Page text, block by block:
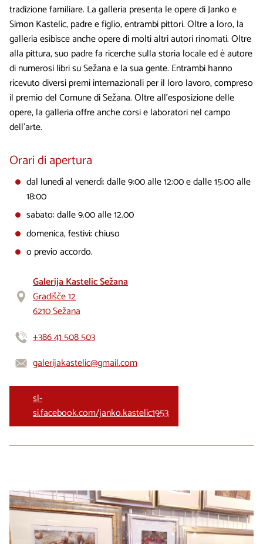
tradizione familiare. La galleria presenta le opere di Janko e
Simon Kastelic, padre e figlio, entrambi pittori. Oltre a loro, la
galleria esibisce anche opere di molti altri autori rinomati. Oltre
alla pittura, suo padre fa ricerche sulla storia locale ed è autore
di numerosi libri su Sežana e la sua gente. Entrambi hanno
ricevuto diversi premi internazionali per il loro lavoro, compreso
il premio del Comune di Sežana. Oltre all’esposizione delle
opere, la galleria offre anche corsi e laboratori nel campo
dell'arte.
Orari di apertura
dal lunedì al venerdì: dalle 9:00 alle 12:00 e dalle 15:00 alle
18:00
sabato: dalle 9.00 alle 12.00
domenica, festivi: chiuso
o previo accordo.
Galerija Kastelic Sežana
Gradišče 12
6210 Sežana
+386 41 508 503
galerijakastelic@gmail.com
sl-
si.facebook.com/janko.kastelic1953